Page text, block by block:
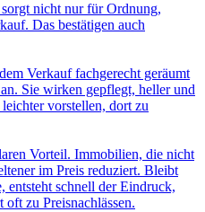
sorgt nicht nur für Ordnung,
Das bestätigen auch
Verkauf fachgerecht geräumt
Sie wirken gepflegt, heller und
vorstellen, dort zu
Vorteil. Immobilien, die nicht
im Preis reduziert. Bleibt
entsteht schnell der Eindruck,
zu Preisnachlässen.